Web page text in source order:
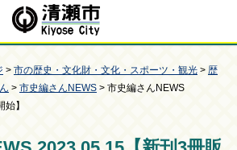
> 市の歴史・文化財・文化・スポーツ・観光 > 歴
> 市史編さんNEWS > 市史編さんNEWS
】